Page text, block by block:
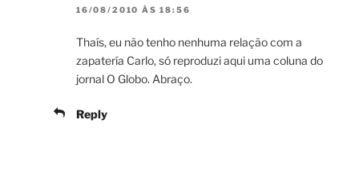
16/08/2010 ÀS 18:56
Thaís, eu não tenho nenhuma relação com a
zapatería Carlo, só reproduzi aqui uma coluna do
jornal O Globo. Abraço.
Reply